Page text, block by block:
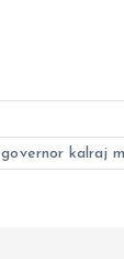
governor kalraj